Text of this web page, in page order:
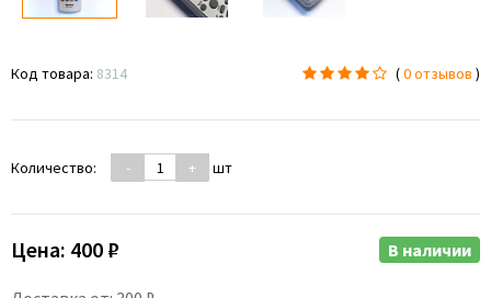
Код товара: 8314 (0 отзывов )
Количество: - + шт
Цена: 400 ₽ В наличии